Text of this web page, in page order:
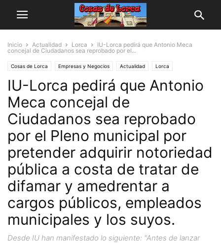
Inicio Actualidad Lorca
IU-Lorca pedirá que Antonio Meca
concejal de Ciudadanos sea reprobado por el...
Cosas de Lorca Empresas y Negocios Actualidad Lorca
Personas y Asociaciones Propuestas para Lorca Varios
IU-Lorca pedirá que Antonio
Meca concejal de
Ciudadanos sea reprobado
por el Pleno municipal por
pretender adquirir notoriedad
pública a costa de tratar de
difamar y amedrentar a
cargos públicos, empleados
municipales y los suyos.
Desde IU han manifestado lo siguiente: "Antes de lanzar